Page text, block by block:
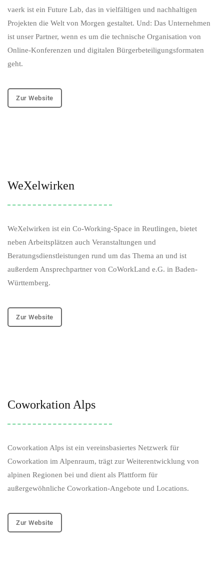
vaerk ist ein Future Lab, das in vielfältigen und nachhaltigen
Projekten die Welt von Morgen gestaltet. Und: Das Unternehmen
ist unser Partner, wenn es um die technische Organisation von
Online-Konferenzen und digitalen Bürgerbeteiligungsformaten
geht.
Zur Website
WeXelwirken
WeXelwirken ist ein Co-Working-Space in Reutlingen, bietet
neben Arbeitsplätzen auch Veranstaltungen und
Beratungsdienstleistungen rund um das Thema an und ist
außerdem Ansprechpartner von CoWorkLand e.G. in Baden-
Württemberg.
Zur Website
Coworkation Alps
Coworkation Alps ist ein vereinsbasiertes Netzwerk für
Coworkation im Alpenraum, trägt zur Weiterentwicklung von
alpinen Regionen bei und dient als Plattform für
außergewöhnliche Coworkation-Angebote und Locations.
Zur Website